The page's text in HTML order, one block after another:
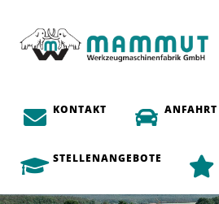
KONTAKT ANFAHRT
STELLENANGEBOTE